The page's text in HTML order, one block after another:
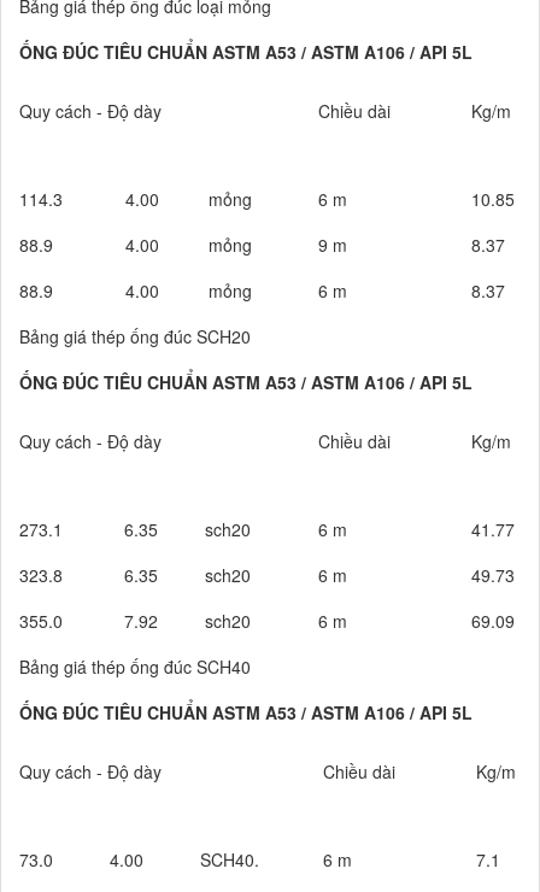
Bảng giá thép ống đúc loại mỏng
ỐNG ĐÚC TIÊU CHUẨN ASTM A53 / ASTM A106 / API 5L
Quy cách - Độ dày Chiều dài Kg/m
114.3 4.00 mỏng 6 m
10.85
88.9
4.00 mỏng 9 m
8.37
88.9
4.00 mỏng 6 m
8.37
Bảng giá thép ống đúc SCH20
ỐNG ĐÚC TIÊU CHUẨN ASTM A53 / ASTM A106 / API 5L
Quy cách - Độ dày Chiều dài Kg/m
273.1 6.35 sch20 6 m
41.77
323.8
6.35 sch20 6 m
49.73
355.0
7.92 sch20 6 m
69.09
Bảng giá thép ống đúc SCH40
ỐNG ĐÚC TIÊU CHUẨN ASTM A53 / ASTM A106 / API 5L
Quy cách - Độ dày Chiều dài Kg/m
73.0 4.00 SCH40. 6 m
7.1